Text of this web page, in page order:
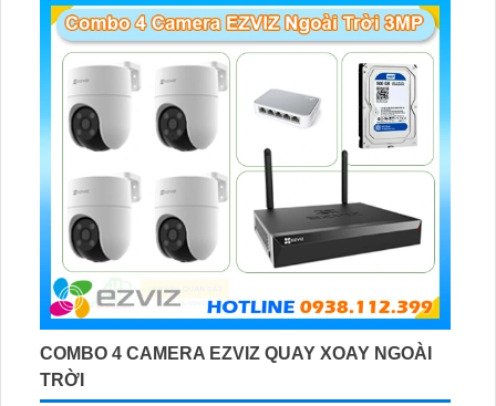
COMBO 4 CAMERA EZVIZ QUAY XOAY NGOÀI
TRỜI